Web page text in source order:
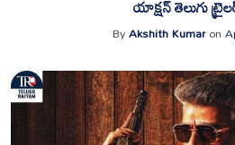
యాక్షన్ తెలుగు
ByAkshith Kumaron